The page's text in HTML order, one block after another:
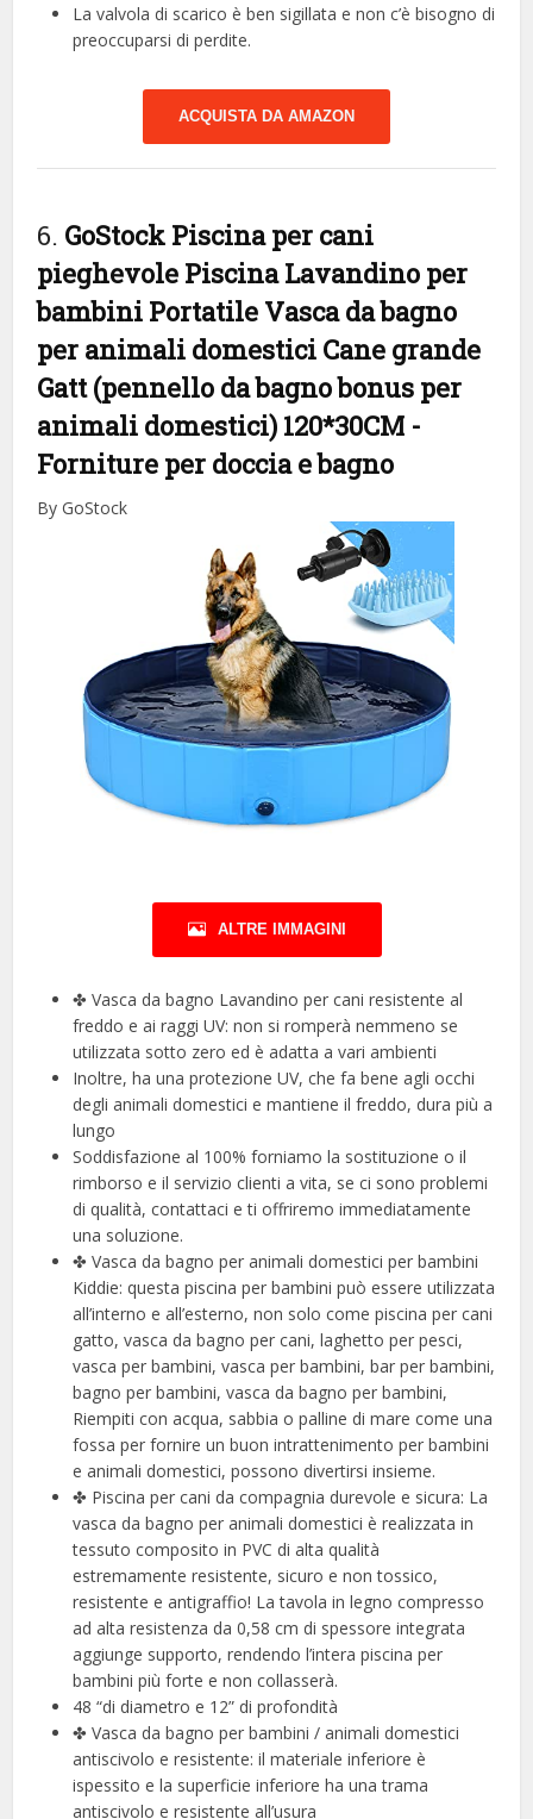
La valvola di scarico è ben sigillata e non c’è bisogno di
preoccuparsi di perdite.
ACQUISTA DA AMAZON
6. GoStock Piscina per cani
pieghevole Piscina Lavandino per
bambini Portatile Vasca da bagno
per animali domestici Cane grande
Gatt (pennello da bagno bonus per
animali domestici) 120*30CM -
Forniture per doccia e bagno
By GoStock
ALTRE IMMAGINI
✤ Vasca da bagno Lavandino per cani resistente al
freddo e ai raggi UV: non si romperà nemmeno se
utilizzata sotto zero ed è adatta a vari ambienti
Inoltre, ha una protezione UV, che fa bene agli occhi
degli animali domestici e mantiene il freddo, dura più a
lungo
Soddisfazione al 100% forniamo la sostituzione o il
rimborso e il servizio clienti a vita, se ci sono problemi
di qualità, contattaci e ti offriremo immediatamente
una soluzione.
✤ Vasca da bagno per animali domestici per bambini
Kiddie: questa piscina per bambini può essere utilizzata
all’interno e all’esterno, non solo come piscina per cani
gatto, vasca da bagno per cani, laghetto per pesci,
vasca per bambini, vasca per bambini, bar per bambini,
bagno per bambini, vasca da bagno per bambini,
Riempiti con acqua, sabbia o palline di mare come una
fossa per fornire un buon intrattenimento per bambini
e animali domestici, possono divertirsi insieme.
✤ Piscina per cani da compagnia durevole e sicura: La
vasca da bagno per animali domestici è realizzata in
tessuto composito in PVC di alta qualità
estremamente resistente, sicuro e non tossico,
resistente e antigraffio! La tavola in legno compresso
ad alta resistenza da 0,58 cm di spessore integrata
aggiunge supporto, rendendo l’intera piscina per
bambini più forte e non collasserà.
48 “di diametro e 12” di profondità
✤ Vasca da bagno per bambini / animali domestici
antiscivolo e resistente: il materiale inferiore è
ispessito e la superficie inferiore ha una trama
antiscivolo e resistente all’usura